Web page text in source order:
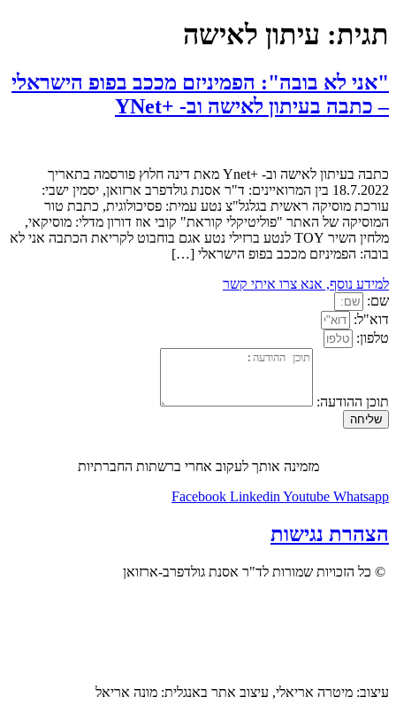
תגית: עיתון לאישה
"אני לא בובה": הפמיניזם מככב בפופ הישראלי
– כתבה בעיתון לאישה וב- +YNet
כתבה בעיתון לאישה וב- +Ynet מאת דינה חלוץ פורסמה בתאריך
18.7.2022 בין המרואיינים: ד"ר אסנת גולדפרב ארזואן, יסמין ישבי:
עורכת מוסיקה ראשית בגלגל"צ נטע עמית: פסיכולוגית, כתבת טור
המוסיקה של האתר "פוליטיקלי קוראת" קובי אוז דורון מדלי: מוסיקאי,
מלחין השיר TOY לנטע ברזילי נטע אגם בוחבוט לקריאת הכתבה אני לא
בובה: הפמיניזם מככב בפופ הישראלי […]
למידע נוסף, אנא צרו איתי קשר
שם:
דוא"ל:
טלפון:
תוכן ההודעה:
שליחה
מזמינה אותך לעקוב אחרי ברשתות החברתיות
Facebook Linkedin Youtube Whatsapp
הצהרת נגישות
© כל הזכויות שמורות לד"ר אסנת גולדפרב-ארזואן
עיצוב: מיטרה אריאלי, עיצוב אתר באנגלית: מונה אריאל